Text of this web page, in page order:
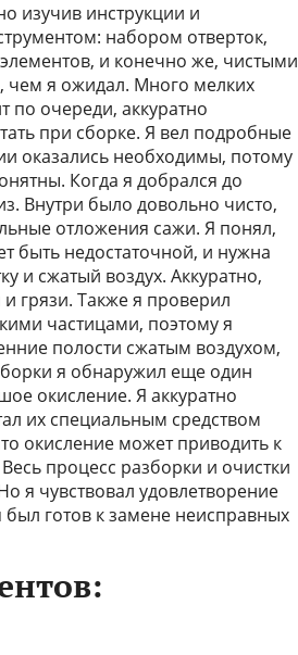
изучив инструкции и
набором отверток,
и конечно же, чистыми
чем я ожидал. Много мелких
по очереди, аккуратно
при сборке. Я вел подробные
оказались необходимы, потому
Когда я добрался до
Внутри было довольно чисто,
отложения сажи. Я понял,
быть недостаточной, и нужна
и сжатый воздух. Аккуратно,
грязи. Также я проверил
частицами, поэтому я
полости сжатым воздухом,
я обнаружил еще один
окисление. Я аккуратно
их специальным средством
окисление может приводить к
процесс разборки и очистки
я чувствовал удовлетворение
был готов к замене неисправных